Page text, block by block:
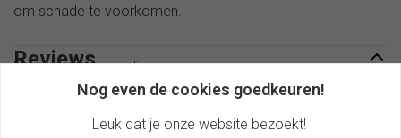
om schade te voorkomen.
Reviews
Nog geen beoordelingen
Review toevoegen
Nog even de cookies goedkeuren!
Leuk dat je onze website bezoekt!